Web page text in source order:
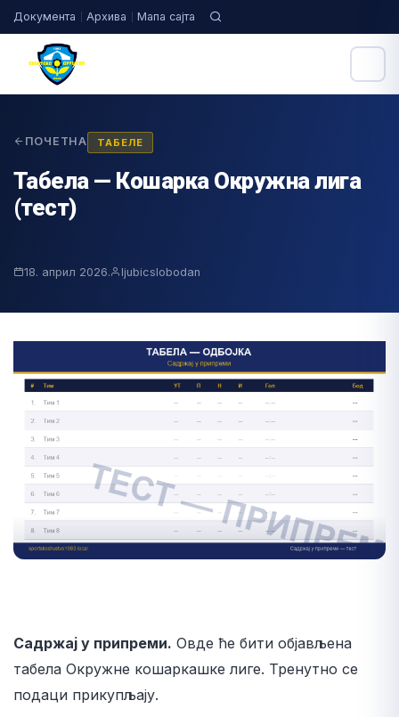
Документа Архива Мапа сајта
ПОЧЕТНА ТАБЕЛЕ
Табела — Кошарка Окружна лига
(тест)
18. април 2026. ljubicslobodan
Садржај у припреми. Овде ће бити објављена
табела Окружне кошаркашке лиге. Тренутно се
подаци прикупљају.